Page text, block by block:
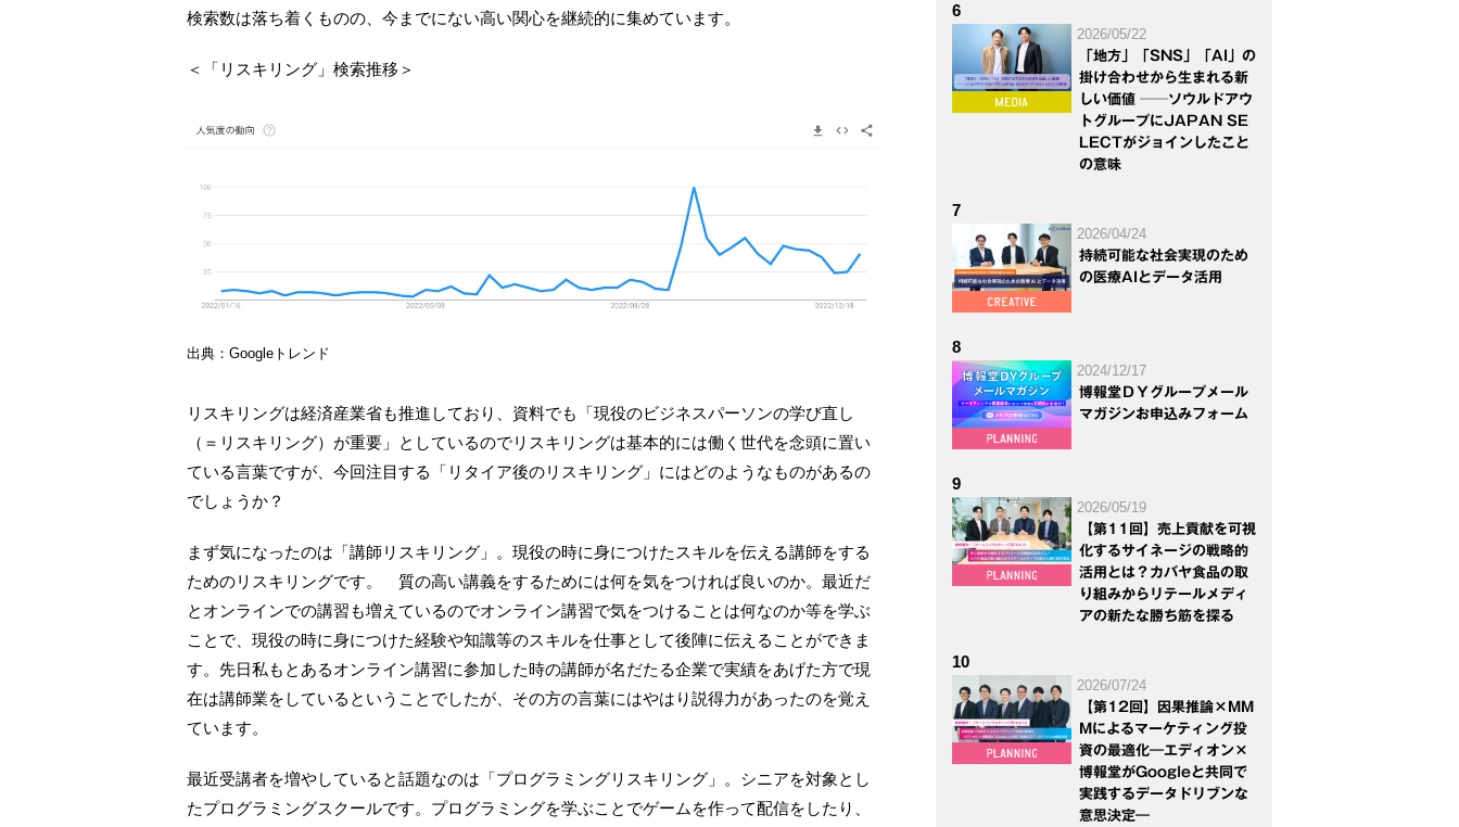
検索数は落ち着くものの、今までにない高い関心を継続的に集めています。
＜「リスキリング」検索推移＞
出典：Googleトレンド
リスキリングは経済産業省も推進しており、資料でも「現役のビジネスパーソンの学び直し
（＝リスキリング）が重要」としているのでリスキリングは基本的には働く世代を念頭に置い
ている言葉ですが、今回注目する「リタイア後のリスキリング」にはどのようなものがあるの
でしょうか？
まず気になったのは「講師リスキリング」。現役の時に身につけたスキルを伝える講師をする
ためのリスキリングです。 質の高い講義をするためには何を気をつければ良いのか。最近だ
とオンラインでの講習も増えているのでオンライン講習で気をつけることは何なのか等を学ぶ
ことで、現役の時に身につけた経験や知識等のスキルを仕事として後陣に伝えることができま
す。先日私もとあるオンライン講習に参加した時の講師が名だたる企業で実績をあげた方で現
在は講師業をしているということでしたが、その方の言葉にはやはり説得力があったのを覚え
ています。
最近受講者を増やしていると話題なのは「プログラミングリスキリング」。シニアを対象とし
たプログラミングスクールです。プログラミングを学ぶことでゲームを作って配信をしたり、
6
2026/05/22
「地方」「SNS」「AI」の
掛け合わせから生まれる新
しい価値 ──ソウルドアウ
トグループにJAPAN SE
LECTがジョインしたこと
の意味
7
2026/04/24
持続可能な社会実現のため
の医療AIとデータ活用
8
2024/12/17
博報堂ＤＹグループメール
マガジンお申込みフォーム
9
2026/05/19
【第11回】売上貢献を可視
化するサイネージの戦略的
活用とは？カバヤ食品の取
り組みからリテールメディ
アの新たな勝ち筋を探る
10
2026/07/24
【第12回】因果推論×MM
Mによるマーケティング投
資の最適化―エディオン×
博報堂がGoogleと共同で
実践するデータドリブンな
意思決定―